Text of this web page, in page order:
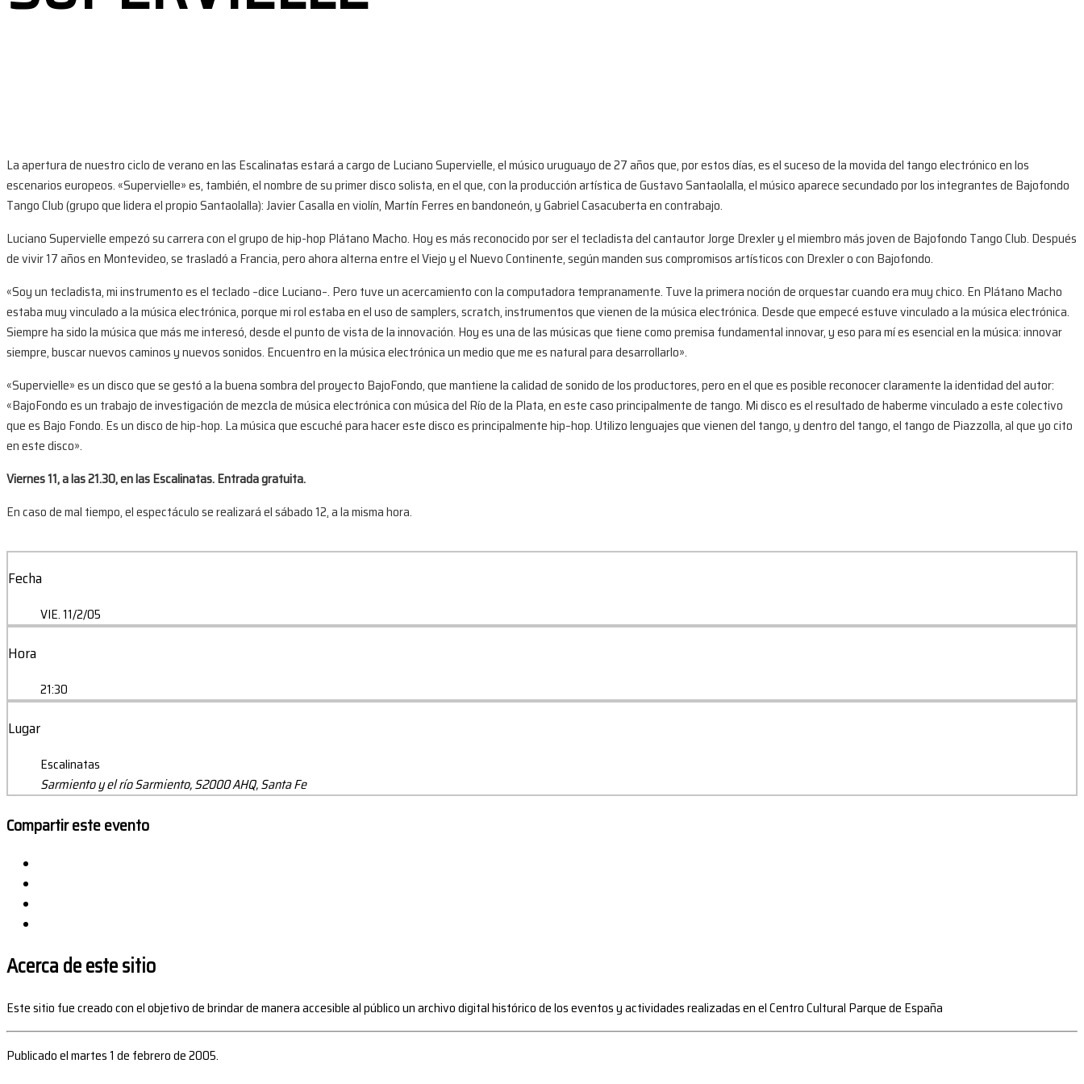
La apertura de nuestro ciclo de verano en las Escalinatas estará a cargo de Luciano Supervielle, el músico uruguayo de 27 años que, por estos días, es el suceso de la movida del tango electrónico en los
escenarios europeos. «Supervielle» es, también, el nombre de su primer disco solista, en el que, con la producción artística de Gustavo Santaolalla, el músico aparece secundado por los integrantes de Bajofondo
Tango Club (grupo que lidera el propio Santaolalla): Javier Casalla en violín, Martín Ferres en bandoneón, y Gabriel Casacuberta en contrabajo.
Luciano Supervielle empezó su carrera con el grupo de hip-hop Plátano Macho. Hoy es más reconocido por ser el tecladista del cantautor Jorge Drexler y el miembro más joven de Bajofondo Tango Club. Después
de vivir 17 años en Montevideo, se trasladó a Francia, pero ahora alterna entre el Viejo y el Nuevo Continente, según manden sus compromisos artísticos con Drexler o con Bajofondo.
«Soy un tecladista, mi instrumento es el teclado –dice Luciano–. Pero tuve un acercamiento con la computadora tempranamente. Tuve la primera noción de orquestar cuando era muy chico. En Plátano Macho
estaba muy vinculado a la música electrónica, porque mi rol estaba en el uso de samplers, scratch, instrumentos que vienen de la música electrónica. Desde que empecé estuve vinculado a la música electrónica.
Siempre ha sido la música que más me interesó, desde el punto de vista de la innovación. Hoy es una de las músicas que tiene como premisa fundamental innovar, y eso para mí es esencial en la música: innovar
siempre, buscar nuevos caminos y nuevos sonidos. Encuentro en la música electrónica un medio que me es natural para desarrollarlo».
«Supervielle» es un disco que se gestó a la buena sombra del proyecto BajoFondo, que mantiene la calidad de sonido de los productores, pero en el que es posible reconocer claramente la identidad del autor:
«BajoFondo es un trabajo de investigación de mezcla de música electrónica con música del Río de la Plata, en este caso principalmente de tango. Mi disco es el resultado de haberme vinculado a este colectivo
que es Bajo Fondo. Es un disco de hip-hop. La música que escuché para hacer este disco es principalmente hip–hop. Utilizo lenguajes que vienen del tango, y dentro del tango, el tango de Piazzolla, al que yo cito
en este disco».
Viernes 11, a las 21.30, en las Escalinatas. Entrada gratuita.
En caso de mal tiempo, el espectáculo se realizará el sábado 12, a la misma hora.
Fecha
VIE. 11/2/05
Hora
21:30
Lugar
Escalinatas
Sarmiento y el río Sarmiento, S2000 AHQ, Santa Fe
Compartir este evento
Acerca de este sitio
Este sitio fue creado con el objetivo de brindar de manera accesible al público un archivo digital histórico de los eventos y actividades realizadas en el Centro Cultural Parque de España
Publicado el martes 1 de febrero de 2005.